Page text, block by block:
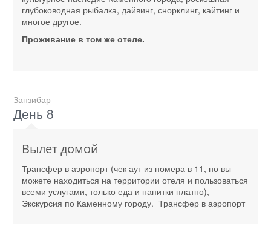
глубоководная рыбалка, дайвинг, снорклинг, кайтинг и
многое другое.
Проживание в том же отеле.
Занзибар
День 8
Вылет домой
Трансфер в аэропорт (чек аут из номера в 11, но вы
можете находиться на территории отеля и пользоваться
всеми услугами, только еда и напитки платно),
Экскурсия по Каменному городу. Трансфер в аэропорт